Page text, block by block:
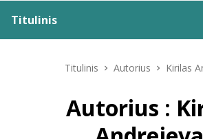
Titulinis
Titulinis Autorius Kirilas
Autorius :